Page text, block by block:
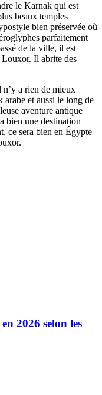
le Karnak qui est
beaux temples
bien préservée où
parfaitement
de la ville, il est
Louxor. Il abrite des
n’y a rien de mieux
arabe et aussi le long de
aventure antique
bien une destination
ce sera bien en Égypte
2026 selon les